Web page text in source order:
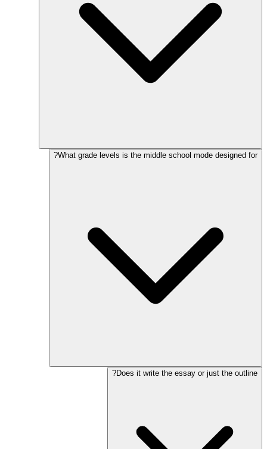
What grade levels is the middle school mode designed for?
Does it write the essay or just the outline?